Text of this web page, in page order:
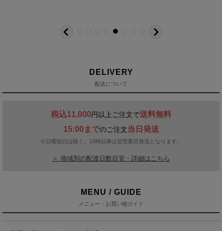
DELIVERY
配送について
税込11,000円以上ご注文で送料無料
15:00までのご注文当日発送
※日曜祝日は除く。15時以降は翌営業日発送となります。
＞ 地域別の配達日数目安・詳細はこちら
MENU / GUIDE
メニュー・お買い物ガイド